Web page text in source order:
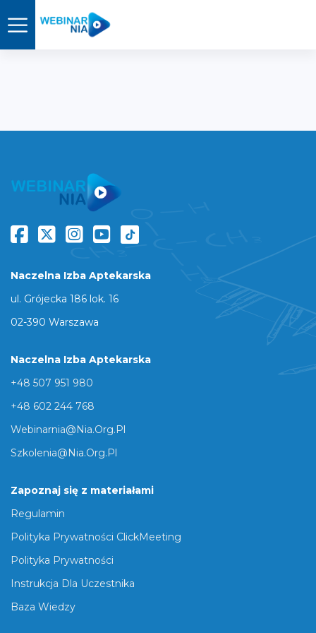
Naczelna Izba Aptekarska
ul. Grójecka 186 lok. 16
02-390 Warszawa
Naczelna Izba Aptekarska
+48 507 951 980
+48 602 244 768
Webinarnia@nia.org.pl
Szkolenia@nia.org.pl
Zapoznaj się z materiałami
Regulamin
Polityka Prywatności ClickMeeting
Polityka Prywatności
Instrukcja Dla Uczestnika
Baza Wiedzy